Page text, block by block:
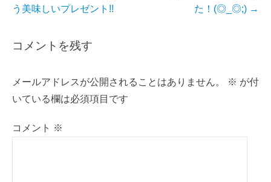
ナ
ゲ
う美味しいプレゼント!!
た！(◎_◎;) →
コメントを残す
メールアドレスが公開されることはありません。 ※ が付
いている欄は必須項目です
コメント ※